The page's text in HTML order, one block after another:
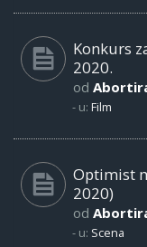
Konkurs
2020.
od
- u: Film
Optimist
2020)
od
- u: Scena